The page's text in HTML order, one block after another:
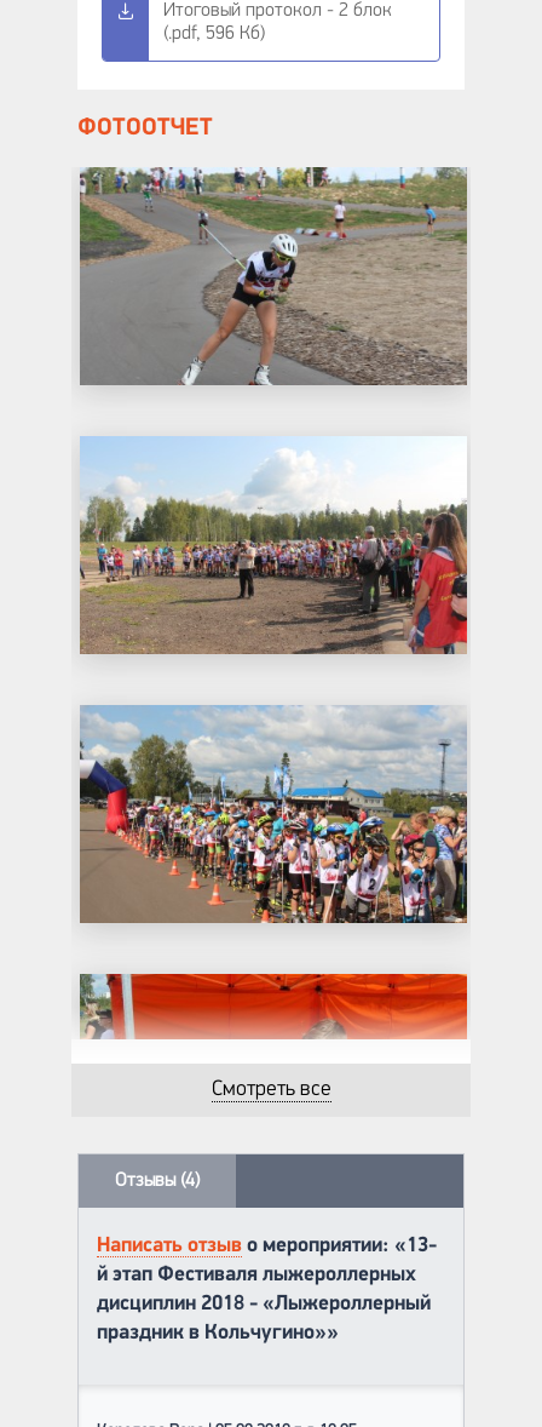
Итоговый протокол - 2 блок
(.pdf, 596 Кб)
ФОТООТЧЕТ
Смотреть все
Отзывы (4)
Написать отзыв о мероприятии: «13-
й этап Фестиваля лыжероллерных
дисциплин 2018 - «Лыжероллерный
праздник в Кольчугино»»